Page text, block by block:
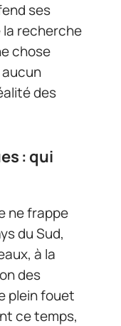
ses
recherche
chose
des
: qui
ne frappe
du Sud,
à la
des
plein fouet
ce temps,